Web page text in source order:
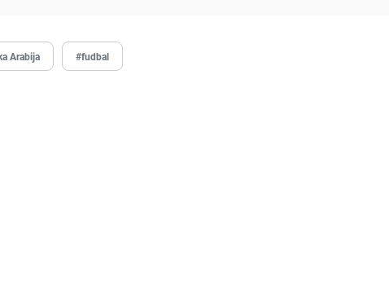
Arabija #fudbal